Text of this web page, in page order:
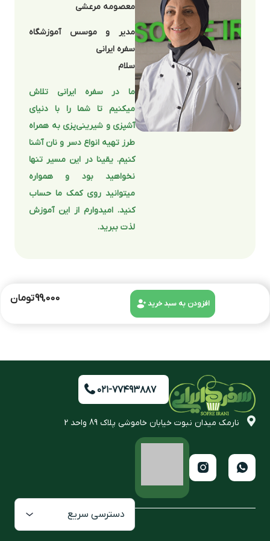
معصومه مرعشی
مدیر و موسس آموزشگاه
سفره ایرانی
سلام
ما در سفره ایرانی تلاش
میکنیم تا شما را با دنیای
آشپزی و شیرینی‌پزی به همراه
طرز تهیه انواع دسر و نان آشنا
کنیم. یقینا در این مسیر تنها
نخواهید بود و همواره
میتوانید روی کمک ما حساب
کنید. امیدوارم از این آموزش
لذت ببرید.
99,000تومان افزودن به سبد خرید
۰۲۱-۷۷۴۹۳۸۸۷
نارمک میدان نبوت خیابان خاموشی پلاک 89 واحد 2
دسترسی سریع